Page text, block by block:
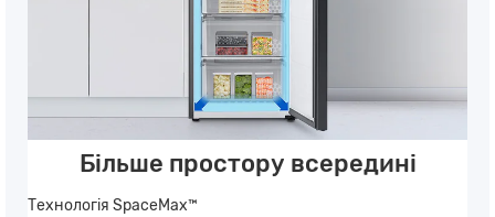
Більше простору всередині
Технологія SpaceMax™